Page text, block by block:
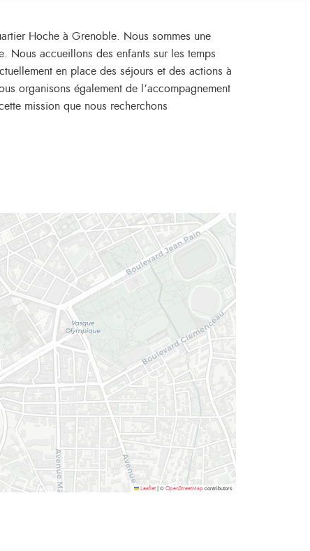
Hoche à Grenoble. Nous sommes une
Nous accueillons des enfants sur les temps
en place des séjours et des actions à
organisons également de l’accompagnement
mission que nous recherchons
Leaflet © OpenStreetMap contributors